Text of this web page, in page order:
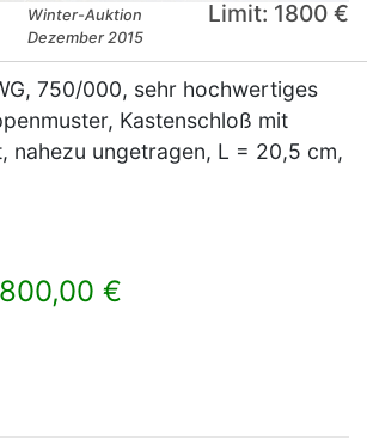
Winter-Auktion
Dezember 2015
Limit: 1800 €
750/000, sehr hochwertiges
Kastenschloß mit
nahezu ungetragen, L = 20,5 cm,
€